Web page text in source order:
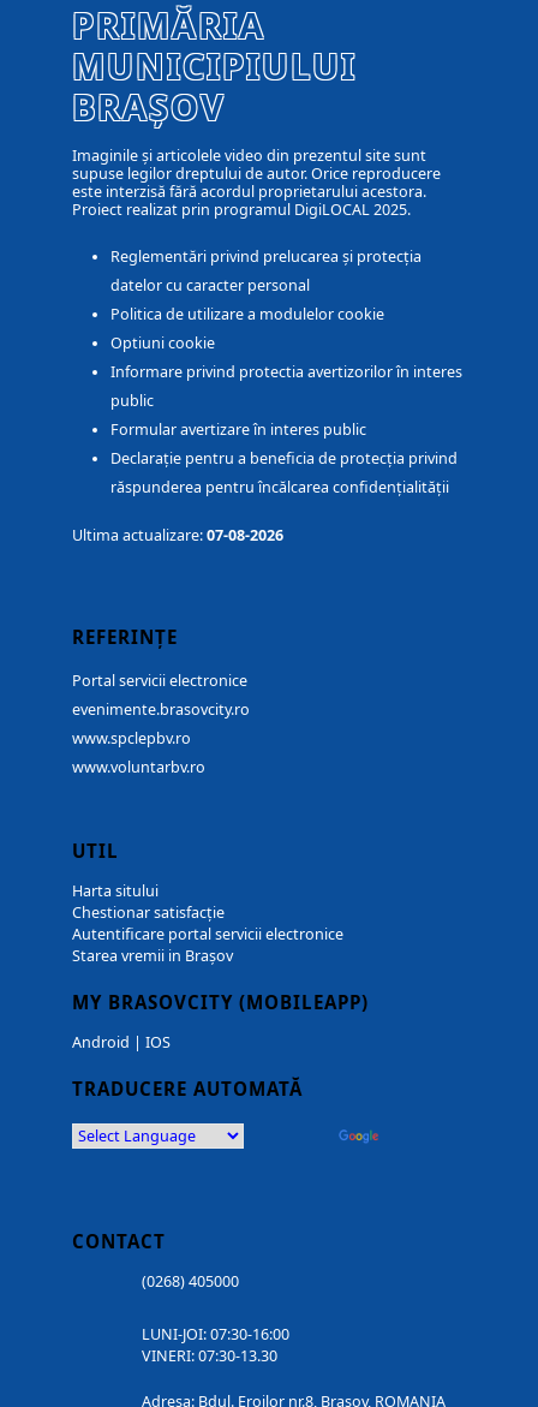
PRIMĂRIA
MUNICIPIULUI
BRAȘOV
Imaginile și articolele video din prezentul site sunt
supuse legilor dreptului de autor. Orice reproducere
este interzisă fără acordul proprietarului acestora.
Proiect realizat prin programul DigiLOCAL 2025.
Reglementări privind prelucarea și protecția
datelor cu caracter personal
Politica de utilizare a modulelor cookie
Optiuni cookie
Informare privind protectia avertizorilor în interes
public
Formular avertizare în interes public
Declarație pentru a beneficia de protecția privind
răspunderea pentru încălcarea confidențialității
Ultima actualizare:07-08-2026
REFERINȚE
Portal servicii electronice
evenimente.brasovcity.ro
www.spclepbv.ro
www.voluntarbv.ro
UTIL
Harta sitului
Chestionar satisfacție
Autentificare portal servicii electronice
Starea vremii in Brașov
MY BRASOVCITY (MOBILEAPP)
Android | IOS
TRADUCERE AUTOMATĂ
CONTACT
(0268) 405000
LUNI-JOI: 07:30-16:00
VINERI: 07:30-13.30
Adresa: Bdul. Eroilor nr.8, Brasov, ROMANIA